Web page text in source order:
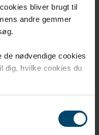
bliver brugt til
andre gemmer
nødvendige cookies
dig, hvilke cookies du